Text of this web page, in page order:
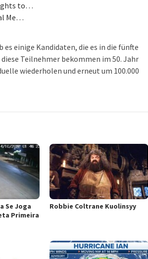
to…
Me…
es einige Kandidaten, die es in die fünfte
Teilnehmer bekommen im 50. Jahr
wiederholen und erneut um 100.000
Se Joga
Primeira
Robbie Coltrane Kuolinsyy